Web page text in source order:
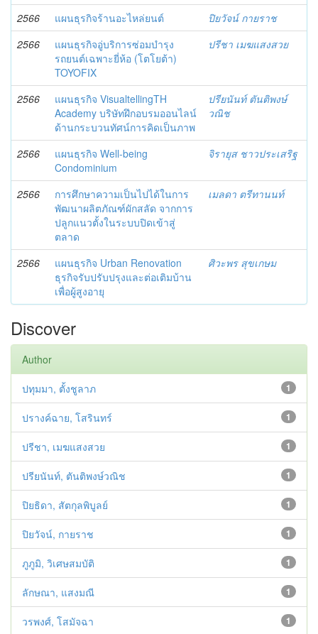
2566 แผนธุรกิจร้านอะไหล่ยนต์
ปิยวัจน์ กายราช
2566
แผนธุรกิจอู่บริการซ่อมบำรุง
รถยนต์เฉพาะยี่ห้อ (โตโยต้า)
TOYOFIX
ปรีชา เมฆแสงสวย
2566
แผนธุรกิจ VisualtellingTH
Academy บริษัทฝึกอ บรมออนไลน์
ด้านกระบวนทัศน์การคิดเป็นภาพ
ปรียนันท์ ตันติพงษ์
วณิช
2566
แผนธุรกิจ Well-being
Condominium
จิรายุส ชาวประเสริฐ
2566
การศึกษาความเป็นไปได้ในการ
พัฒนาผลิตภัณฑ์ผักสลัด จากการ
ปลูกแนวตั้งในระบบปิดเข้าสู่
ตลาด
เมลดา ตรีทานนท์
2566
แผนธุรกิจ Urban Renovation
ธุรกิจรับปรับปรุงและต่อเติมบ้าน
เพื่อผู้สูงอายุ
ศิวะพร สุขเกษม
Discover
Author
1
ปทุมมา, ตั้งชูลาภ
1
ปรางค์ฉาย, โสรินทร์
1
ปรีชา, เมฆแสงสวย
1
ปรียนันท์, ตันติพงษ์วณิช
1
ปิยธิดา, สัตกุลพิบูลย์
1
ปิยวัจน์, กายราช
1
ภูภูมิ, วิเศษสมบัติ
1
ลักษณา, แสงมณี
1
วรพงศ์, โสมัจฉา